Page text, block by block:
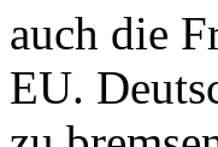
auch die
EU.